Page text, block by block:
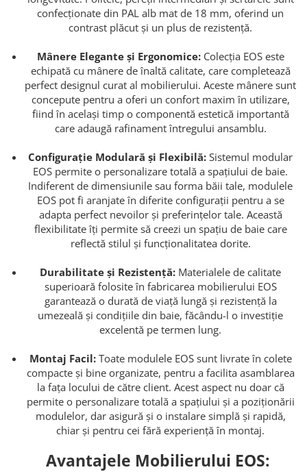
confecționate din PAL alb mat de 18 mm, oferind un
contrast plăcut și un plus de rezistență.
Mânere Elegante și Ergonomice:Colecția EOS este
echipată cu mânere de înaltă calitate, care completează
perfect designul curat al mobilierului. Aceste mânere sunt
concepute pentru a oferi un confort maxim în utilizare,
fiind în același timp o componentă estetică importantă
care adaugă rafinament întregului ansamblu.
Configurație Modulară și Flexibilă: Sistemul modular
EOS permite o personalizare totală a spațiului de baie.
Indiferent de dimensiunile sau forma băii tale, modulele
EOS pot fi aranjate în diferite configurații pentru a se
adapta perfect nevoilor și preferințelor tale. Această
flexibilitate îți permite să creezi un spațiu de baie care
reflectă stilul și funcționalitatea dorite.
Durabilitate și Rezistență: Materialele de calitate
superioară folosite în fabricarea mobilierului EOS
garantează o durată de viață lungă și rezistență la
umezeală și condițiile din baie, făcându-l o investiție
excelentă pe termen lung.
Montaj Facil:Toate modulele EOS sunt livrate în colete
compacte și bine organizate, pentru a facilita asamblarea
la fața locului de către client. Acest aspect nu doar că
permite o personalizare totală a spațiului și a poziționării
modulelor, dar asigură și o instalare simplă și rapidă,
chiar și pentru cei fără experiență în montaj.
Avantajele Mobilierului EOS: